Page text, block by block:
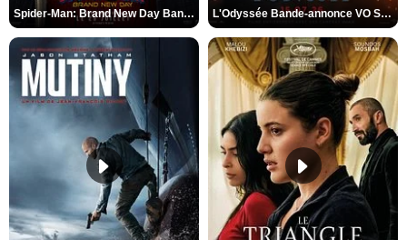
Spider-Man: Brand New Day Bande-annonce VO STFR L'Odyssée Bande-annonce VO STFR